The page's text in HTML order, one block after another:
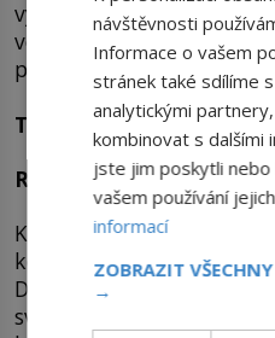
výhrůžku ani poplašnou
venkova, kde se
plynů jednoduše říká
Tragický konec
Rok události: 2012
Ke smutné události
kde je k smrti ubita
Dorseyová poté, co si
své spolužačky. Ta ji
návštěvnosti
Informace o vašem
stránek také sdílíme
analytickými
kombinovat s dalšími
jste jim poskytli
vašem používání
informací
ZOBRAZIT
→